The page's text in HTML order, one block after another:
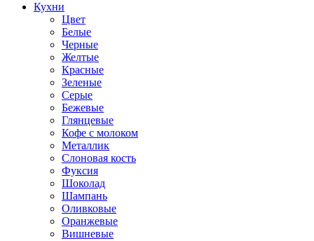
Кухни
Цвет
Белые
Черные
Желтые
Красные
Зеленые
Серые
Бежевые
Глянцевые
Кофе с молоком
Металлик
Слоновая кость
Фуксия
Шоколад
Шампань
Оливковые
Оранжевые
Вишневые